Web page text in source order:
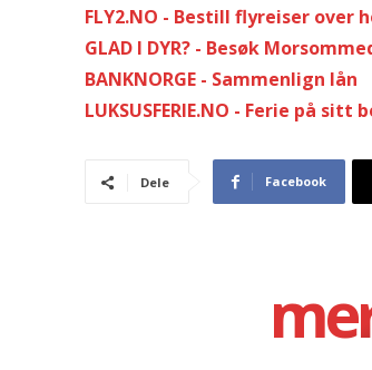
FLY2.NO - Bestill flyreiser over
GLAD I DYR? - Besøk
BANKNORGE - Sammenlign lån
LUKSUSFERIE.NO - Ferie på sitt
Dele Facebook